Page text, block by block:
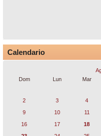
Calendario
Dom
Lun Mar
2
3 4
9
10 11
16
17 18